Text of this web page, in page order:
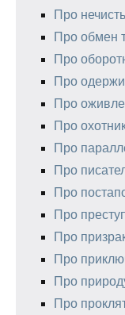
Про нечисть
Про обмен
Про
Про
Про
Про
Про
Про
Про
Про
Про
Про
Про
Про